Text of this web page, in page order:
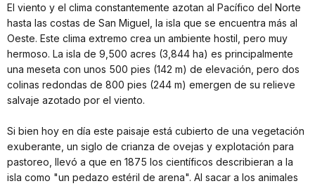
El viento y el clima constantemente azotan al Pacífico del Norte
hasta las costas de San Miguel, la isla que se encuentra más al
Oeste. Este clima extremo crea un ambiente hostil, pero muy
hermoso. La isla de 9,500 acres (3,844 ha) es principalmente
una meseta con unos 500 pies (142 m) de elevación, pero dos
colinas redondas de 800 pies (244 m) emergen de su relieve
salvaje azotado por el viento.
Si bien hoy en día este paisaje está cubierto de una vegetación
exuberante, un siglo de crianza de ovejas y explotación para
pastoreo, llevó a que en 1875 los científicos describieran a la
isla como "un pedazo estéril de arena". Al sacar a los animales